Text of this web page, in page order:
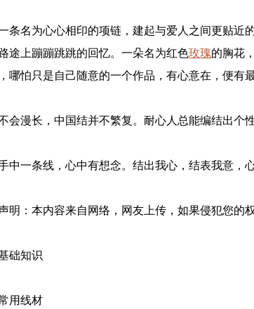
条名为心心相印的项链，建起与爱人之间更贴近
途上蹦蹦跳跳的回忆。一朵名为红色玫瑰的胸花
哪怕只是自己随意的一个作品，有心意在，便有
会漫长，中国结并不繁复。耐心人总能编结出个性
中一条线，心中有想念。结出我心，结表我意，
明：本内容来自网络，网友上传，如果侵犯您的
础知识
用线材